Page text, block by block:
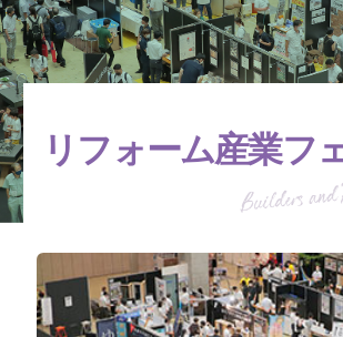
リフォーム産業フ